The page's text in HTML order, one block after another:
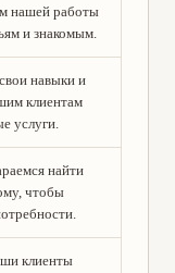
нашей работы
и знакомым.
навыки и
клиентам
услуги.
найти
чтобы
клиенты